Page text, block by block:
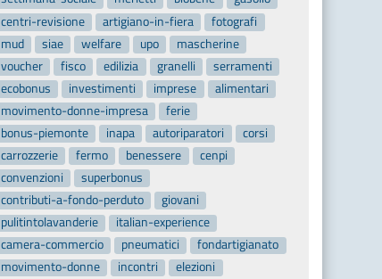
centri-revisione
artigiano-in-fiera
fotografi
mud
siae welfare upo
mascherine
voucher
fisco edilizia granelli
serramenti
ecobonus
investimenti imprese
alimentari
movimento-donne-impresa
ferie
bonus-piemonte
inapa autoriparatori
corsi
carrozzerie
fermo benessere
cenpi
convenzioni
superbonus
contributi-a-fondo-perduto
giovani
pulitintolavanderie
italian-experience
camera-commercio
pneumatici
fondartigianato
movimento-donne
incontri
elezioni